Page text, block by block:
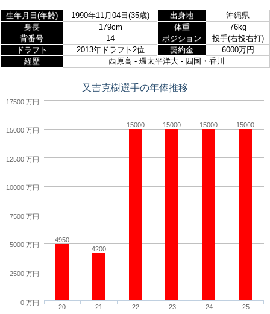
生年月日(年齢) 1990年11月04日(35歳) 出身地
沖縄県
身長
179cm 体重
76kg
背番号
14 ポジション
投手(右投右打)
ドラフト
2013年ドラフト2位 契約金
6000万円
経歴
西原高 - 環太平洋大 - 四国・香川
又吉克樹選手の年俸推移
4950
4200
15000 15000 15000 15000
20 21 22 23 24 25
0 万円
2500 万円
5000 万円
7500 万円
10000 万円
12500 万円
15000 万円
17500 万円